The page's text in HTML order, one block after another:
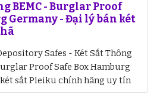
BEMC - Burglar Proof
Germany - Đại lý bán két
Safes - Két Sắt Thông
Proof Safe Box Hamburg
sắt Pleiku chính hãng uy tín